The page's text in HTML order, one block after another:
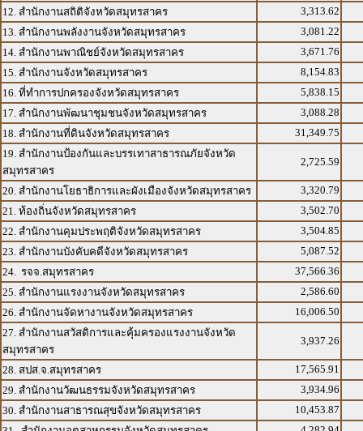
12. สำนักงานสถิติจังหวัดสมุทรสาคร
3,313.62
13. สำนักงานพลังงานจังหวัดสมุทรสาคร
3,081.22
14. สำนักงานพาณิชย์จังหวัดสมุทรสาคร
3,671.76
15. สำนักงานจังหวัดสมุทรสาคร
8,154.83
16. ที่ทำการปกครองจังหวัดสมุทรสาคร
5,838.15
17. สำนักงานพัฒนาชุมชนจังหวัดสมุทรสาคร
3,088.28
18. สำนักงานที่ดินจังหวัดสมุทรสาคร
31,349.75
19. สำนักงานป้องกันและบรรเทาสาธารณภัยจังหวัด
สมุทรสาคร
2,725.59
20. สำนักงานโยธาธิการและผังเมืองจังหวัดสมุทรสาคร
3,320.79
21. ท้องถิ่นจังหวัดสมุทรสาคร
3,502.70
22. สำนักงานคุมประพฤติจังหวัดสมุทรสาคร
3,504.85
23. สำนักงานบังคับคดีจังหวัดสมุทรสาคร
5,087.52
24. รจจ.สมุทรสาคร
37,566.36
25. สำนักงานแรงงานจังหวัดสมุทรสาคร
2,586.60
26. สำนักงานจัดหางานจังหวัดสมุทรสาคร
16,006.50
27. สำนักงานสวัสดิการและคุ้มครองแรงงานจังหวัด
สมุทรสาคร
3,937.26
28. สปส.จ.สมุทรสาคร
17,565.91
29. สำนักงานวัฒนธรรมจังหวัดสมุทรสาคร
3,934.96
30. สำนักงานสาธารณสุขจังหวัดสมุทรสาคร
10,453.87